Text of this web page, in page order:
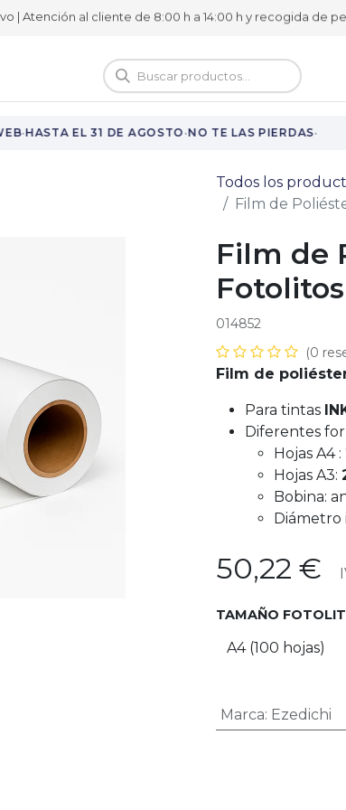
| Atención al cliente de 8:00 h a 14:00 h y recogida de
Vuelta al cole
·HASTA EL 31 DE AGOSTO·NO TE LAS PIERDAS·
Todos los
Film de
Film de
014852
(0
Film de
Para tintas
Diferentes
Hojas A4 :
Hojas A3:
Bobina:
50,22 €
TAMAÑO
Marca: Ezedichi